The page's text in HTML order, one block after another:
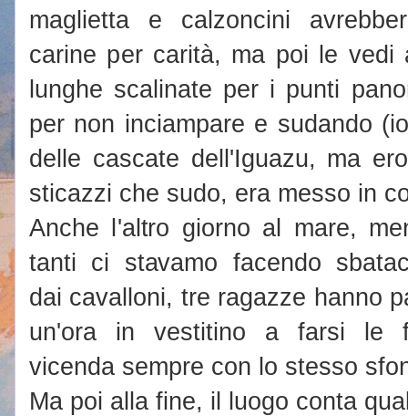
maglietta e calzoncini
carine per carità, ma poi le vedi
lunghe scalinate per i punti
per non inciampare e sudando
delle cascate dell'Iguazu, ma
sticazzi che sudo, era messo in
Anche l'altro giorno al mare,
tanti ci stavamo facendo
dai cavalloni, tre ragazze hanno
un'ora in vestitino a farsi le
vicenda sempre con lo stesso
Ma poi alla fine, il luogo conta